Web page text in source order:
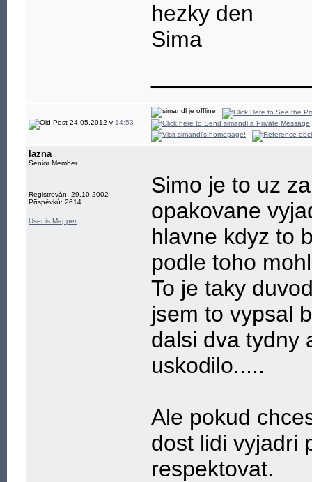
hezky den
Sima
24.05.2012 v 14:53
lazna
Senior Member
Registrován: 29.10.2002
Příspěvků: 2614
User is Mapper
Simo je to uz
opakovane
hlavne kdyz to
podle toho
To je taky
jsem to vypsal
dalsi dva tydny
uskodilo.....
Ale pokud
dost lidi vyjadri
respektovat.